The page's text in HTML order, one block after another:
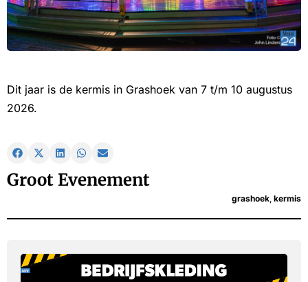
Dit jaar is de kermis in Grashoek van 7 t/m 10 augustus
2026.
Groot Evenement
grashoek kermis